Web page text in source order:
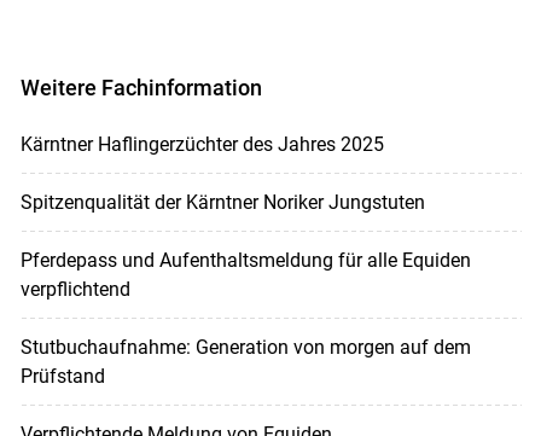
Weitere Fachinformation
Kärntner Haflingerzüchter des Jahres 2025
Spitzenqualität der Kärntner Noriker Jungstuten
Pferdepass und Aufenthaltsmeldung für alle Equiden
verpflichtend
Stutbuchaufnahme: Generation von morgen auf dem
Prüfstand